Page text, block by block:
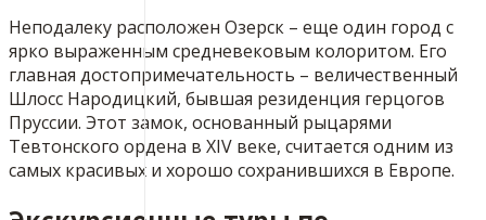
Неподалеку расположен Озерск – еще один город с
ярко выраженным средневековым колоритом. Его
главная достопримечательность – величественный
Шлосс Народицкий, бывшая резиденция герцогов
Пруссии. Этот замок, основанный рыцарями
Тевтонского ордена в XIV веке, считается одним из
самых красивых и хорошо сохранившихся в Европе.